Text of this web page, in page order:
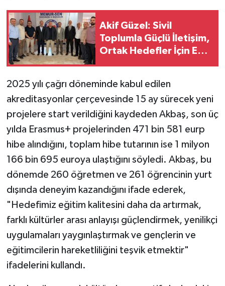
Akif Güzel: Sivil
Toplumla Güçlü İletişim,
Ortak Hedefler İçin En
2025 yılı çağrı döneminde kabul edilen
akreditasyonlar çerçevesinde 15 ay sürecek yeni
projelere start verildiğini kaydeden Akbaş, son üç
yılda Erasmus+ projelerinden 471 bin 581 eurp
hibe alındığını, toplam hibe tutarının ise 1 milyon
166 bin 695 euroya ulaştığını söyledi. Akbaş, bu
dönemde 260 öğretmen ve 261 öğrencinin yurt
dışında deneyim kazandığını ifade ederek,
"Hedefimiz eğitim kalitesini daha da artırmak,
farklı kültürler arası anlayışı güçlendirmek, yenilikçi
uygulamaları yaygınlaştırmak ve gençlerin ve
eğitimcilerin hareketliliğini teşvik etmektir"
ifadelerini kullandı.
DÜNYA